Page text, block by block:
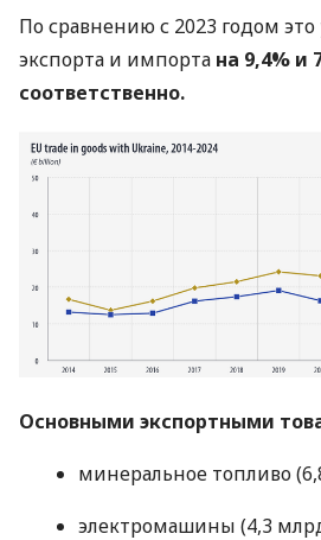
По сравнению с 2023 годом
экспорта и импорта на 9,4% и
соответственно.
Основными экспортными
минеральное топливо
электромашины (4,3